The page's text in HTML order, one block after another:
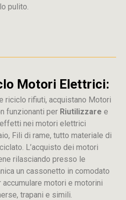
pulito.
Motori Elettrici:
riciclo rifiuti, acquistano Motori
funzionanti per Riutilizzare e
nei motori elettrici
Fili di rame, tutto materiale di
L’acquisto dei motori
rilasciando presso le
un cassonetto in comodato
accumulare motori e motorini
trapani e simili.